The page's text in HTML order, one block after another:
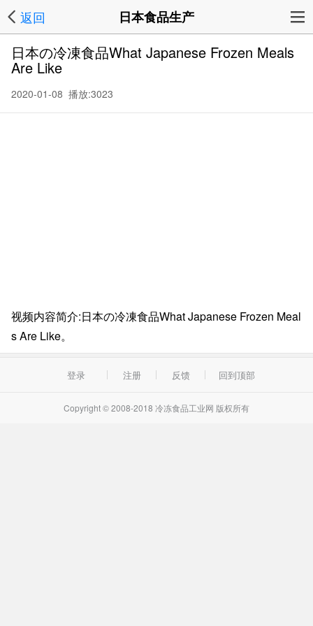
返回 日本食品生产
日本の冷凍食品What Japanese Frozen Meals
Are Like
2020-01-08 播放:3023
视频内容简介:日本の冷凍食品What Japanese Frozen Meal
s Are Like。
登录 注册 反馈 回到顶部
Copyright © 2008-2018 冷冻食品工业网 版权所有